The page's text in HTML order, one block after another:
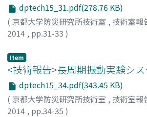
dptech15_31.pdf(278.76 KB)
( 京都大学防災研究所技術室 , 技術室報
2014 , pp.31-33 )
Item
<技術報告>長周期振動実験シ
dptech15_34.pdf(343.45 KB)
( 京都大学防災研究所技術室 , 技術室報
2014 , pp.34-35 )